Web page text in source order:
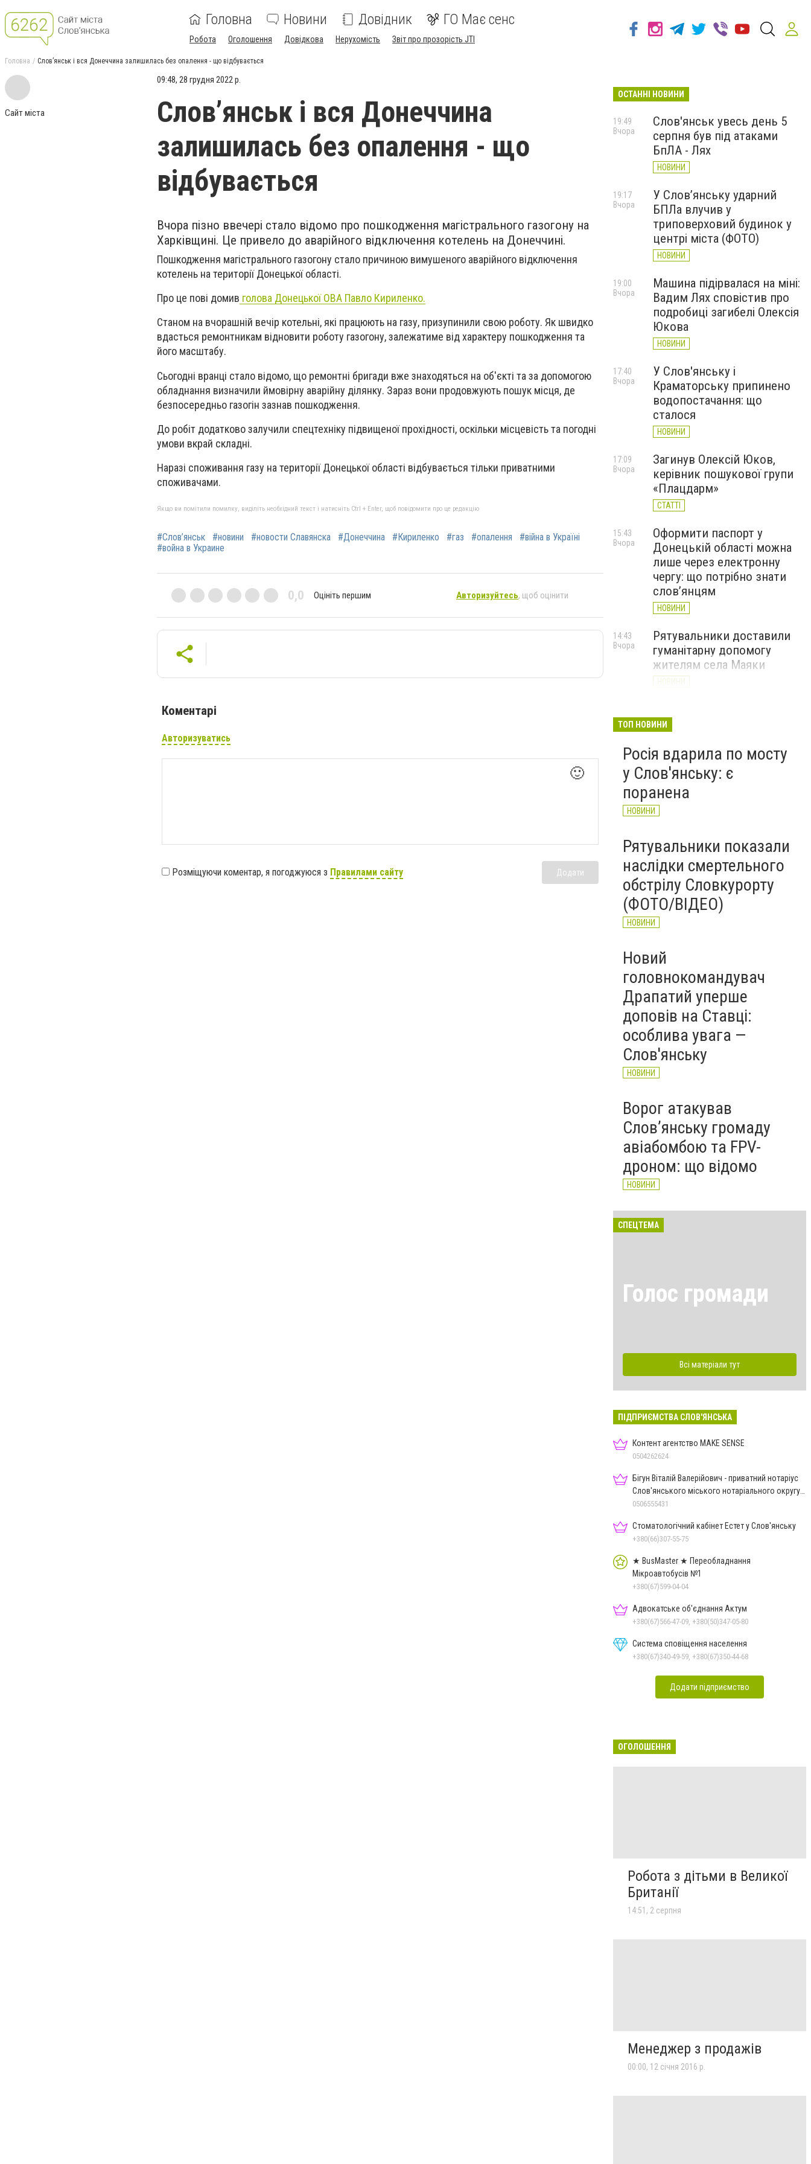
Головна Новини Довідник ГО Має сенс
Робота Оголошення Довідкова Нерухомість Звіт про прозорість JTI
Головна Слов’янськ і вся Донеччина залишилась без опалення - що відбувається
Сайт міста
09:48, 28 грудня 2022 р.
Слов’янськ і вся Донеччина
залишилась без опалення - що
відбувається
Вчора пізно ввечері стало відомо про пошкодження магістрального газогону на
Харківщині. Це привело до аварійного відключення котелень на Донеччині.
Пошкодження магістрального газогону стало причиною вимушеного аварійного відключення
котелень на території Донецької області.
Про це пові домив голова Донецької ОВА Павло Кириленко.
Станом на вчорашній вечір котельні, які працюють на газу, призупинили свою роботу. Як швидко
вдасться ремонтникам відновити роботу газогону, залежатиме від характеру пошкодження та
його масштабу.
Сьогодні вранці стало відомо, що ремонтні бригади вже знаходяться на об'єкті та за допомогою
обладнання визначили ймовірну аварійну ділянку. Зараз вони продовжують пошук місця, де
безпосередньо газогін зазнав пошкодження.
До робіт додатково залучили спецтехніку підвищеної прохідності, оскільки місцевість та погодні
умови вкрай складні.
Наразі споживання газу на території Донецької області відбувається тільки приватними
споживачами.
Якщо ви помітили помилку, виділіть необхідний текст і натисніть Ctrl + Enter, щоб повідомити про це редакцію
#Слов’янськ #новини #новости Славянска #Донеччина #Кириленко #газ #опалення
#війна в Україні
#война в Украине
0,0 Оцініть першим Авторизуйтесь, щоб оцінити
Коментарі
Авторизуватись
🙂
Розміщуючи коментар, я погоджуюся з Правилами сайту Додати
ОСТАННІ НОВИНИ
Слов'янськ увесь день 5
серпня був під атаками
БпЛА - Лях
НОВИНИ
19:49
Вчора
У Слов’янську ударний
БПЛа влучив у
триповерховий будинок у
центрі міста (ФОТО)
НОВИНИ
19:17
Вчора
Машина підірвалася на міні:
Вадим Лях сповістив про
подробиці загибелі Олексія
Юкова
НОВИНИ
19:00
Вчора
У Слов'янську і
Краматорську припинено
водопостачання: що
сталося
НОВИНИ
17:40
Вчора
Загинув Олексій Юков,
керівник пошукової групи
«Плацдарм»
СТАТТІ
17:09
Вчора
Оформити паспорт у
Донецькій області можна
лише через електронну
чергу: що потрібно знати
слов’янцям
НОВИНИ
15:43
Вчора
Рятувальники доставили
гуманітарну допомогу
жителям села Маяки
НОВИНИ
14:43
Вчора
онлайн-акція до Дня молоді
Вчора
ТОП НОВИНИ
Росія вдарила по мосту
у Слов'янську: є
поранена
НОВИНИ
Рятувальники показали
наслідки смертельного
обстрілу Словкурорту
(ФОТО/ВІДЕО)
НОВИНИ
Новий
головнокомандувач
Драпатий уперше
доповів на Ставці:
особлива увага —
Слов'янську
НОВИНИ
Ворог атакував
Слов’янську громаду
авіабомбою та FPV-
дроном: що відомо
НОВИНИ
СПЕЦТЕМА
Голос громади
Всі матеріали тут
ПІДПРИЄМСТВА СЛОВ'ЯНСЬКА
Контент агентство MAKE SENSE
0504262624
Бігун Віталій Валерійович - приватний нотаріус
Слов'янського міського нотаріального округу
Дон.обл.
0506555431
Стоматологічний кабінет Естет у Слов'янську
+380(66)307-55-75
★ BusMaster ★ Переобладнання
Мікроавтобусів №1
+380(67)599-04-04
Адвокатське об'єднання Актум
+380(67)566-47-09, +380(50)347-05-80
Система сповіщення населення
+380(67)340-49-59, +380(67)350-44-68
Додати підприємство
ОГОЛОШЕННЯ
Робота з дітьми в Великої
Британії
14:51, 2 серпня
Менеджер з продажів
00:00, 12 січня 2016 р.